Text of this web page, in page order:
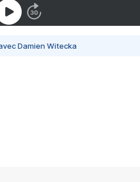
Damien Witecka